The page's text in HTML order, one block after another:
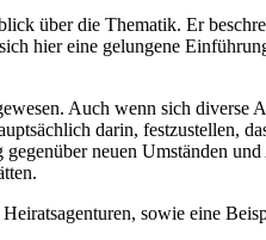
über die Thematik. Er
hier eine gelungene
Auch wenn sich diverse
darin, festzustellen,
neuen Umständen
sowie eine